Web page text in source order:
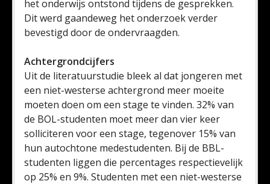
het onderwijs ontstond tijdens de gesprekken.
Dit werd gaandeweg het onderzoek verder
bevestigd door de ondervraagden.
Achtergrondcijfers
Uit de literatuurstudie bleek al dat jongeren met
een niet-westerse achtergrond meer moeite
moeten doen om een stage te vinden. 32% van
de BOL-studenten moet meer dan vier keer
solliciteren voor een stage, tegenover 15% van
hun autochtone medestudenten. Bij de BBL-
studenten liggen die percentages respectievelijk
op 25% en 9%. Studenten met een niet-westerse